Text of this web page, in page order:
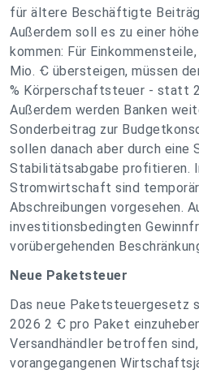
für ältere Beschäftigte
Außerdem soll es zu einer
kommen: Für
Mio. Ꞓ übersteigen, müssen
% Körperschaftsteuer - statt
Außerdem werden Banken
Sonderbeitrag zur
sollen danach aber durch eine
Stabilitätsabgabe profitieren.
Stromwirtschaft sind
Abschreibungen vorgesehen.
investitionsbedingten
vorübergehenden
Neue Paketsteuer
Das neue Paketsteuergesetz
2026 2 Ꞓ pro Paket
Versandhändler betroffen
vorangegangenen